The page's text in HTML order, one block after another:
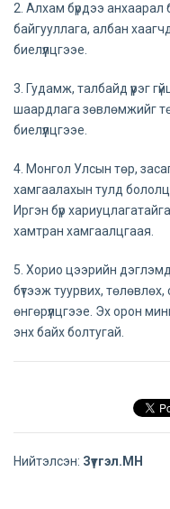
2. Алхам бүрдээ
байгууллага, албан
биелүүлцгээе.
3. Гудамж, талбайд үүрэг
шаардлага зөвлөмжийг
биелүүлцгээе.
4. Монгол Улсын төр,
хамгаалахын тулд
Иргэн бүр
хамтран хамгаалцгаая.
5. Хорио цээрийн
бүтээж туурвих,
өнгөрүүлцгээе. Эх орон
энх байх болтугай.
Нийтэлсэн: Зүтгэл.МН